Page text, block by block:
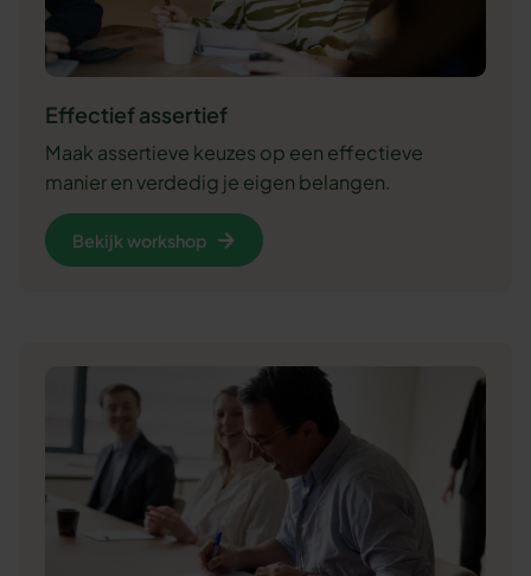
Effectief assertief
Maak assertieve keuzes op een effectieve
manier en verdedig je eigen belangen.
Bekijk workshop